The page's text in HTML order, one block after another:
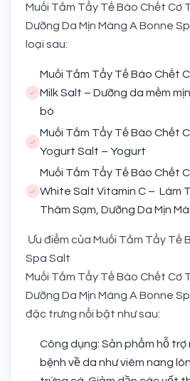
Muối Tắm Tẩy Tế Bào Chết Cơ
Dưỡng Da Mịn Màng A Bonne
loại sau:
Muối Tắm Tẩy Tế Bào Chết
Milk Salt – Dưỡng da mềm
bò
Muối Tắm Tẩy Tế Bào Chết
Yogurt Salt – Yogurt
Muối Tắm Tẩy Tế Bào Chết
White Salt Vitamin C – Làm
Thâm Sạm, Dưỡng Da Mịn
Ưu điểm của Muối Tắm Tẩy Tế
Spa Salt
Muối Tắm Tẩy Tế Bào Chết Cơ
Dưỡng Da Mịn Màng A Bonne
đặc trưng nổi bật như sau:
Công dụng: Sản phẩm hỗ
bệnh về da như viêm nang